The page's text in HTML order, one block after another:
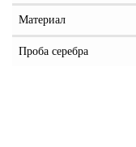
Материал
Проба серебра